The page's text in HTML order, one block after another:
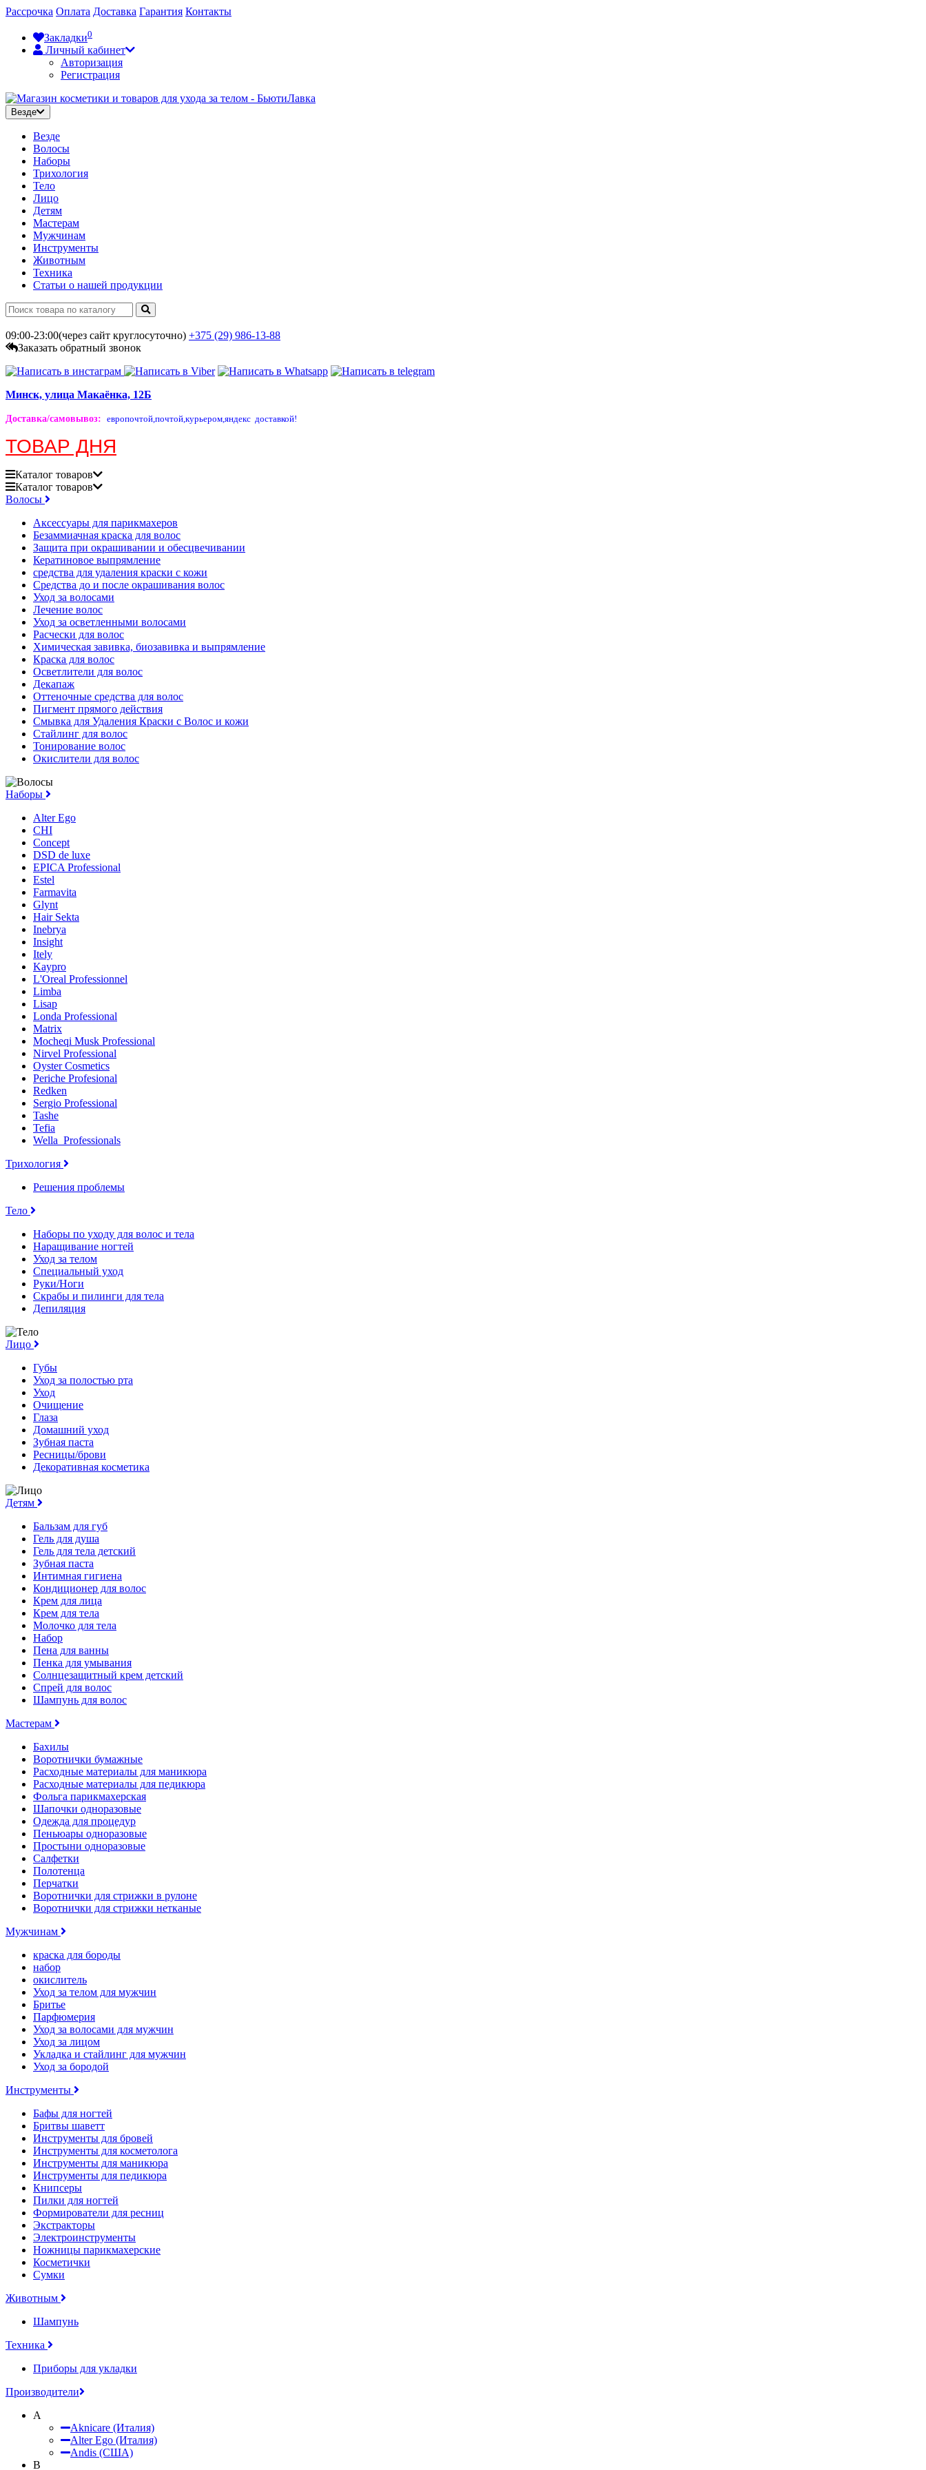
Рассрочка Оплата Доставка Гарантия Контакты
Закладки0
Личный кабинет
Авторизация
Регистрация
Везде
Везде
Волосы
Наборы
Трихология
Тело
Лицо
Детям
Мастерам
Мужчинам
Инструменты
Животным
Техника
Статьи о нашей продукции
09:00-23:00(через сайт круглосуточно) +375 (29) 986-13-88
Заказать обратный звонок
Минск, улица Макаёнка, 12Б
Доставка/самовывоз: европочтой,почтой,курьером,яндекс доставкой!
ТОВАР ДНЯ
Каталог товаров
Каталог товаров
Волосы
Аксессуары для парикмахеров
Безаммиачная краска для волос
Защита при окрашивании и обесцвечивании
Кератиновое выпрямление
средства для удаления краски с кожи
Средства до и после окрашивания волос
Уход за волосами
Лечение волос
Уход за осветленными волосами
Расчески для волос
Химическая завивка, биозавивка и выпрямление
Краска для волос
Осветлители для волос
Декапаж
Оттеночные средства для волос
Пигмент прямого действия
Смывка для Удаления Краски с Волос и кожи
Стайлинг для волос
Тонирование волос
Окислители для волос
Наборы
Alter Ego
CHI
Concept
DSD de luxe
EPICA Professional
Estel
Farmavita
Glynt
Hair Sekta
Inebrya
Insight
Itely
Kaypro
L'Oreal Professionnel
Limba
Lisap
Londa Professional
Matrix
Mocheqi Musk Professional
Nirvel Professional
Oyster Cosmetics
Periche Profesional
Redken
Sergio Professional
Tashe
Tefia
Wella_Professionals
Трихология
Решения проблемы
Тело
Наборы по уходу для волос и тела
Наращивание ногтей
Уход за телом
Специальный уход
Руки/Ноги
Скрабы и пилинги для тела
Депиляция
Лицо
Губы
Уход за полостью рта
Уход
Очищение
Глаза
Домашний уход
Зубная паста
Ресницы/брови
Декоративная косметика
Детям
Бальзам для губ
Гель для душа
Гель для тела детский
Зубная паста
Интимная гигиена
Кондиционер для волос
Крем для лица
Крем для тела
Молочко для тела
Набор
Пена для ванны
Пенка для умывания
Солнцезащитный крем детский
Спрей для волос
Шампунь для волос
Мастерам
Бахилы
Воротнички бумажные
Расходные материалы для маникюра
Расходные материалы для педикюра
Фольга парикмахерская
Шапочки одноразовые
Одежда для процедур
Пеньюары одноразовые
Простыни одноразовые
Салфетки
Полотенца
Перчатки
Воротнички для стрижки в рулоне
Воротнички для стрижки нетканые
Мужчинам
краска для бороды
набор
окислитель
Уход за телом для мужчин
Бритье
Парфюмерия
Уход за волосами для мужчин
Уход за лицом
Укладка и стайлинг для мужчин
Уход за бородой
Инструменты
Бафы для ногтей
Бритвы шаветт
Инструменты для бровей
Инструменты для косметолога
Инструменты для маникюра
Инструменты для педикюра
Книпсеры
Пилки для ногтей
Формирователи для ресниц
Экстракторы
Электроинструменты
Ножницы парикмахерские
Косметички
Сумки
Животным
Шампунь
Техника
Приборы для укладки
Производители
A
Aknicare (Италия)
Alter Ego (Италия)
Andis (США)
B